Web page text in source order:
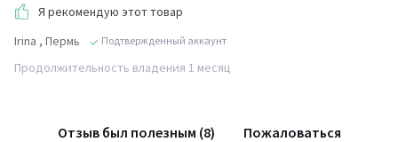
Я рекомендую этот товар
Irina , Пермь Подтвержденный аккаунт
Продолжительность владения 1 месяц
Отзыв был полезным (8) Пожаловаться